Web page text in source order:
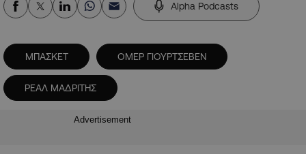
Alpha Podcasts
ΜΠΑΣΚΕΤ ΟΜΕΡ ΓΙΟΥΡΤΣΕΒΕΝ
ΡΕΑΛ ΜΑΔΡΙΤΗΣ
Advertisement